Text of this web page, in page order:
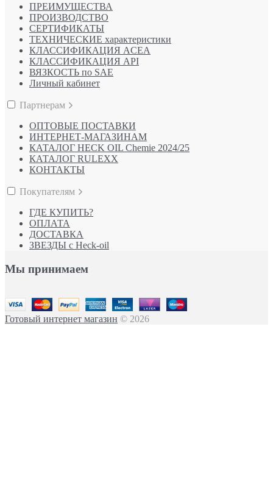
ПРЕИМУЩЕСТВА
ПРОИЗВОДСТВО
СЕРТИФИКАТЫ
ТЕХНИЧЕСКИЕ характеристики
КЛАССИФИКАЦИЯ ACEA
КЛАССИФИКАЦИЯ API
ВЯЗКОСТЬ по SAE
Личный кабинет
Партнерам
ОПТОВЫЕ ПОСТАВКИ
ИНТЕРНЕТ-МАГАЗИНАМ
КАТАЛОГ HECK OIL Chemie 2024/25
КАТАЛОГ RULEXX
КОНТАКТЫ
Покупателям
ГДЕ КУПИТЬ?
ОПЛАТА
ДОСТАВКА
ЗВЕЗДЫ с Heck-oil
Мы принимаем
Готовый интернет магазин © 2026